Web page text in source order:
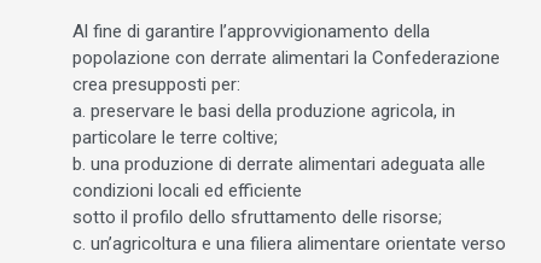
Al fine di garantire l’approvvigionamento della
popolazione con derrate alimentari la Confederazione
crea presupposti per:
a. preservare le basi della produzione agricola, in
particolare le terre coltive;
b. una produzione di derrate alimentari adeguata alle
condizioni locali ed efficiente
sotto il profilo dello sfruttamento delle risorse;
c. un’agricoltura e una filiera alimentare orientate verso